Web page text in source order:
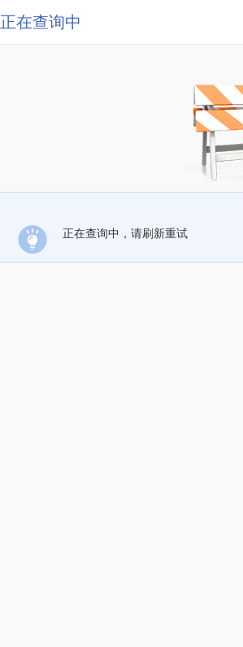
正在查询中
正在查询中，请刷新重试